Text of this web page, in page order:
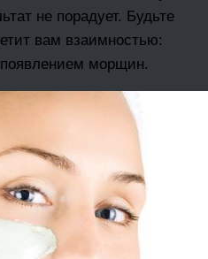
не порадует. Будьте
вам взаимностью:
морщин.